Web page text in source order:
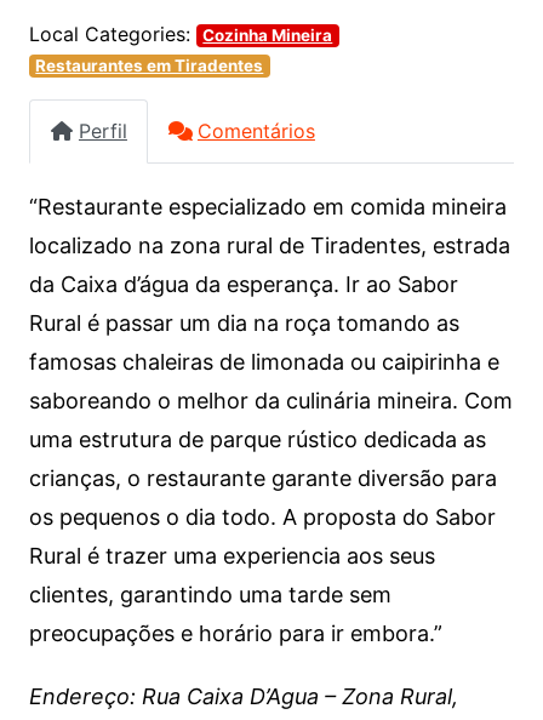
Local Categories:
Cozinha Mineira
Restaurantes em Tiradentes
Perfil Comentários
“Restaurante especializado em comida mineira
localizado na zona rural de Tiradentes, estrada
da Caixa d’água da esperança. Ir ao Sabor
Rural é passar um dia na roça tomando as
famosas chaleiras de limonada ou caipirinha e
saboreando o melhor da culinária mineira. Com
uma estrutura de parque rústico dedicada as
crianças, o restaurante garante diversão para
os pequenos o dia todo. A proposta do Sabor
Rural é trazer uma experiencia aos seus
clientes, garantindo uma tarde sem
preocupações e horário para ir embora.”
Endereço: Rua Caixa D’Agua – Zona Rural,